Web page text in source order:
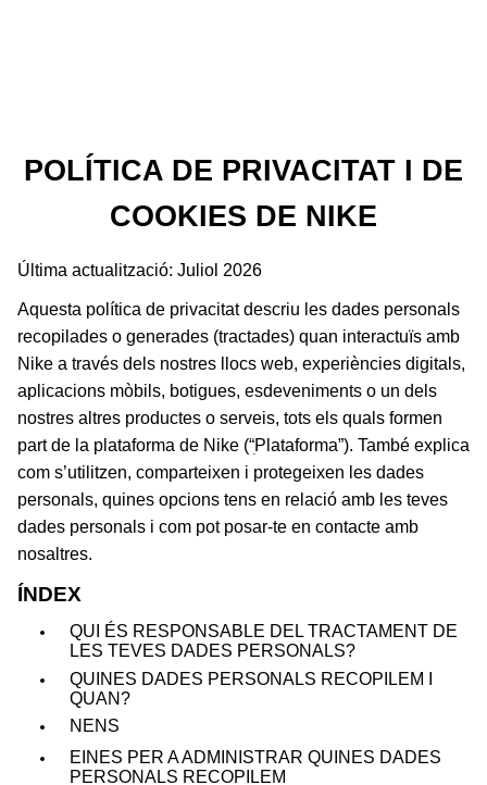
POLÍTICA DE PRIVACITAT I DE
COOKIES DE NIKE
Última actualització: Juliol 2026
Aquesta política de privacitat descriu les dades personals
recopilades o generades (tractades) quan interactuïs amb
Nike a través dels nostres llocs web, experiències digitals,
aplicacions mòbils, botigues, esdeveniments o un dels
nostres altres productes o serveis, tots els quals formen
part de la plataforma de Nike (“ׅPlataforma”). També explica
com s’utilitzen, comparteixen i protegeixen les dades
personals, quines opcions tens en relació amb les teves
dades personals i com pot posar-te en contacte amb
nosaltres.
ÍNDEX
QUI ÉS RESPONSABLE DEL TRACTAMENT DE
LES TEVES DADES PERSONALS?
QUINES DADES PERSONALS RECOPILEM I
QUAN?
NENS
EINES PER A ADMINISTRAR QUINES DADES
PERSONALS RECOPILEM